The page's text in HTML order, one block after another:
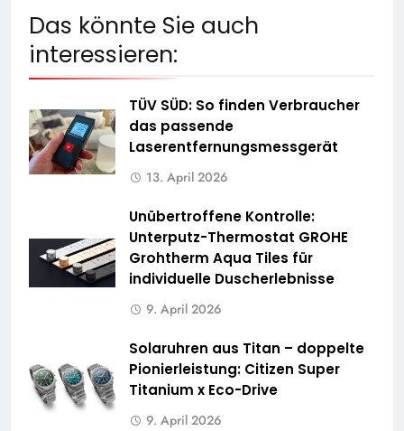
Das könnte Sie auch
interessieren:
TÜV SÜD: So finden Verbraucher
das passende
Laserentfernungsmessgerät
13. April 2026
Unübertroffene Kontrolle:
Unterputz-Thermostat GROHE
Grohtherm Aqua Tiles für
individuelle Duscherlebnisse
9. April 2026
Solaruhren aus Titan – doppelte
Pionierleistung: Citizen Super
Titanium x Eco-Drive
9. April 2026